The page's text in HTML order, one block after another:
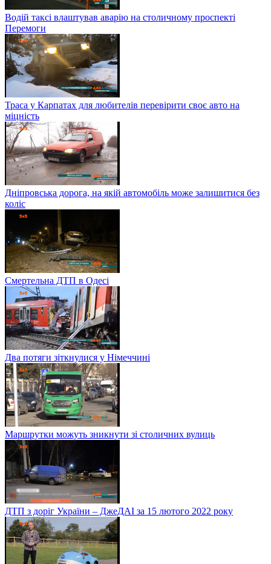
Водій таксі влаштував аварію на столичному проспекті
Перемоги
Траса у Карпатах для любителів перевірити своє авто на
міцність
Дніпровська дорога, на якій автомобіль може залишитися без
коліс
Смертельна ДТП в Одесі
Два потяги зіткнулися у Німеччині
Маршрутки можуть зникнути зі столичних вулиць
ДТП з доріг України – ДжеДАІ за 15 лютого 2022 року